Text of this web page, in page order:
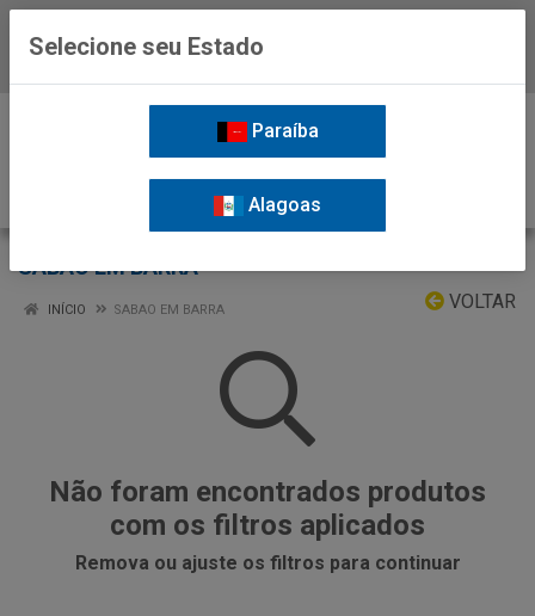
SABAO EM BARRA
VOLTAR
INÍCIO SABAO EM BARRA
Não foram encontrados produtos
com os filtros aplicados
Remova ou ajuste os filtros para continuar
Selecione seu Estado
Paraíba
Alagoas